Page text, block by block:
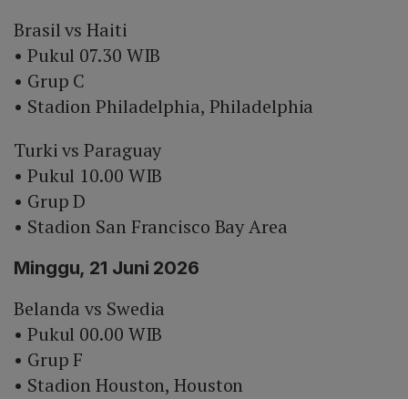
Brasil vs Haiti
• Pukul 07.30 WIB
• Grup C
• Stadion Philadelphia, Philadelphia
Turki vs Paraguay
• Pukul 10.00 WIB
• Grup D
• Stadion San Francisco Bay Area
Minggu, 21 Juni 2026
Belanda vs Swedia
• Pukul 00.00 WIB
• Grup F
• Stadion Houston, Houston